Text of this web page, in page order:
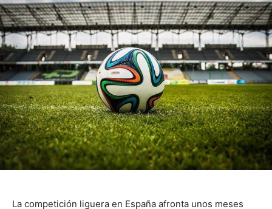
La competición liguera en España afronta unos meses